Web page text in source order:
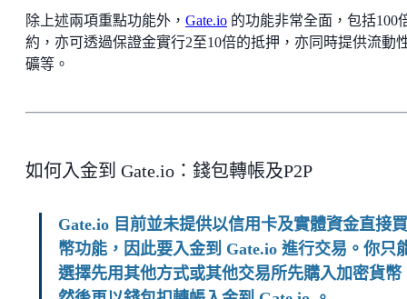
除上述兩項重點功能外， Gate.io 的功能非常全面，包括100
約，亦可透過保證金實行2至10倍的抵押，亦同時提供流動
礦等。
如何入金到 Gate.io：錢包轉帳及P2P
Gate.io 目前並未提供以信用卡及實體資金直接買
幣功能，因此要入金到 Gate.io 進行交易。你只
選擇先用其他方式或其他交易所先購入加密貨幣